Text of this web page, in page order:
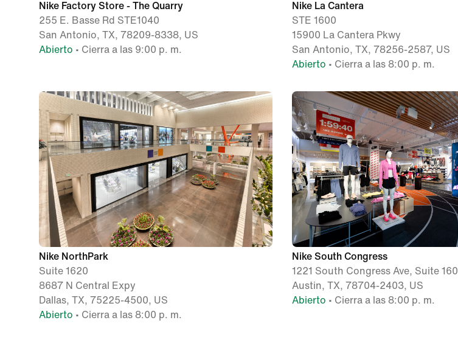
Nike Factory Store - The Quarry
255 E. Basse Rd STE1040
San Antonio, TX, 78209-8338, US
Abierto • Cierra a las 9:00 p. m.
Nike La Cantera
STE 1600
15900 La Cantera Pkwy
San Antonio, TX, 78256-2587, US
Abierto • Cierra a las 8:00 p. m.
Nike NorthPark
Suite 1620
8687 N Central Expy
Dallas, TX, 75225-4500, US
Abierto • Cierra a las 8:00 p. m.
Nike South Congress
1221 South Congress Ave, Suite 160
Austin, TX, 78704-2403, US
Abierto • Cierra a las 8:00 p. m.